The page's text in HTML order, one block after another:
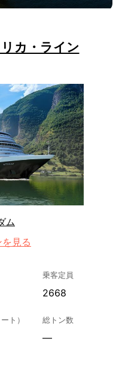
カ・ライン
ム
見る
乗客定員
2668
ト） 総トン数
—